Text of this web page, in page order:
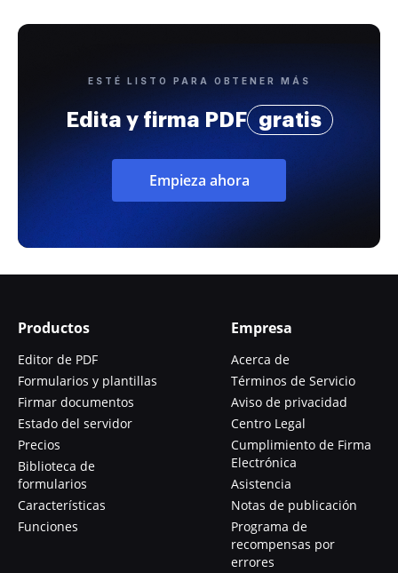
ESTÉ LISTO PARA OBTENER MÁS
Edita y firma PDF gratis
Empieza ahora
Productos
Editor de PDF
Formularios y plantillas
Firmar documentos
Estado del servidor
Precios
Biblioteca de
formularios
Características
Funciones
Empresa
Acerca de
Términos de Servicio
Aviso de privacidad
Centro Legal
Cumplimiento de Firma
Electrónica
Asistencia
Notas de publicación
Programa de
recompensas por
errores